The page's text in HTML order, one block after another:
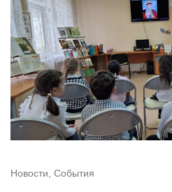
Новости, События